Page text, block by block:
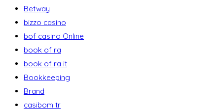
Betway
bizzo casino
bof casino Online
book of ra
book of ra it
Bookkeeping
Brand
casibom tr